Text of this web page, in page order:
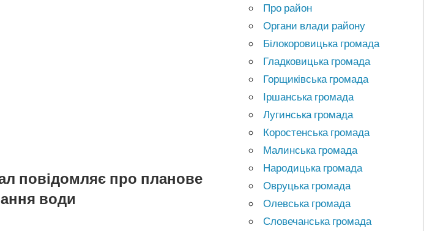
повідомляє про планове
води
Про район
Органи влади району
Білокоровицька громада
Гладковицька громада
Горщиківська громада
Іршанська громада
Лугинська громада
Коростенська громада
Малинська громада
Народицька громада
Овруцька громада
Олевська громада
Словечанська громада